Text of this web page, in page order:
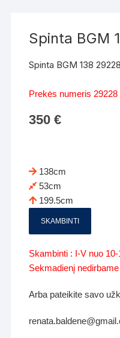
Spinta BGM
Spinta BGM 138 29228
Prekės numeris 29228
350€
138cm
53cm
199.5cm
SKAMBINTI
Skambinti : I-V nuo
Sekmadienį nedirbame
Arba pateikite savo